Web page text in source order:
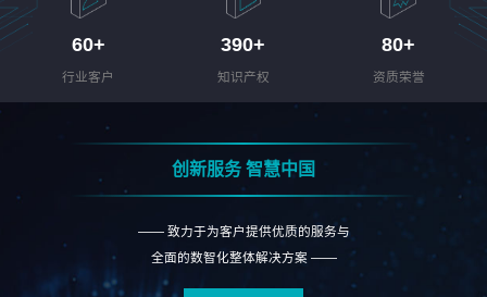
60+
行业客户
390+
知识产权
80+
资质荣誉
创新服务 智慧中国
—— 致力于为客户提供优质的服务与
全面的数智化整体解决方案 ——